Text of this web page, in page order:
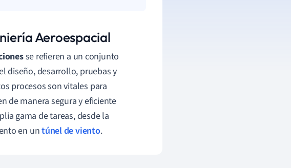
Aeroespacial
se refieren a un conjunto
diseño, desarrollo, pruebas y
procesos son vitales para
de manera segura y eficiente
gama de tareas, desde la
en untúnel de viento.